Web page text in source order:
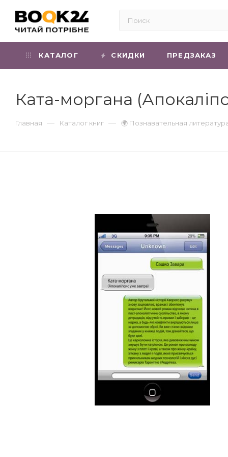
КАТАЛОГ СКИДКИ ПРЕДЗАКАЗ
Ката-моргана
Главная — Каталог книг — 🌍 Познавательная